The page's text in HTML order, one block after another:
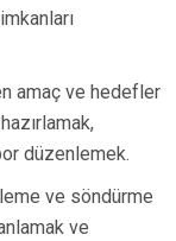
amaç ve hedefler
düzenlemek.
ve söndürme
ve